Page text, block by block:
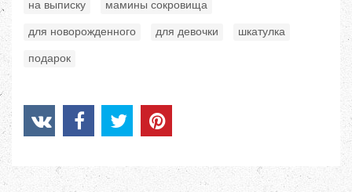
на выписку мамины сокровища
для новорожденного для девочки шкатулка
подарок